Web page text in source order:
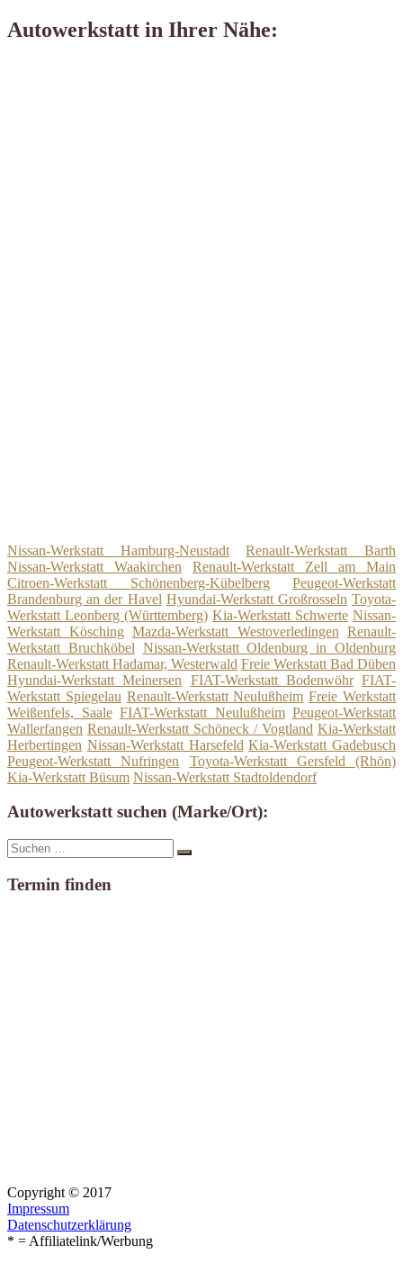
Autowerkstatt in Ihrer Nähe:
Nissan-Werkstatt Hamburg-Neustadt
Renault-Werkstatt Barth
Nissan-Werkstatt Waakirchen
Renault-Werkstatt Zell am Main
Citroen-Werkstatt Schönenberg-Kübelberg
Peugeot-Werkstatt
Brandenburg an der Havel Hyundai-Werkstatt Großrosseln Toyota-
Werkstatt Leonberg (Württemberg) Kia-Werkstatt Schwerte Nissan-
Werkstatt Kösching Mazda-Werkstatt Westoverledingen Renault-
Werkstatt Bruchköbel Nissan-Werkstatt Oldenburg in Oldenburg
Renault-Werkstatt Hadamar, Westerwald Freie Werkstatt Bad Düben
Hyundai-Werkstatt Meinersen
FIAT-Werkstatt Bodenwöhr FIAT-
Werkstatt Spiegelau Renault-Werkstatt Neulußheim Freie Werkstatt
Weißenfels, Saale FIAT-Werkstatt Neulußheim Peugeot-Werkstatt
Wallerfangen Renault-Werkstatt Schöneck / Vogtland Kia-Werkstatt
Herbertingen Nissan-Werkstatt Harsefeld Kia-Werkstatt Gadebusch
Peugeot-Werkstatt Nufringen
Toyota-Werkstatt Gersfeld (Rhön)
Kia-Werkstatt Büsum Nissan-Werkstatt Stadtoldendorf
Autowerkstatt suchen (Marke/Ort):
Suche
nach:
Suchen
Termin finden
Copyright © 2017
Impressum
Datenschutzerklärung
* = Affiliatelink/Werbung